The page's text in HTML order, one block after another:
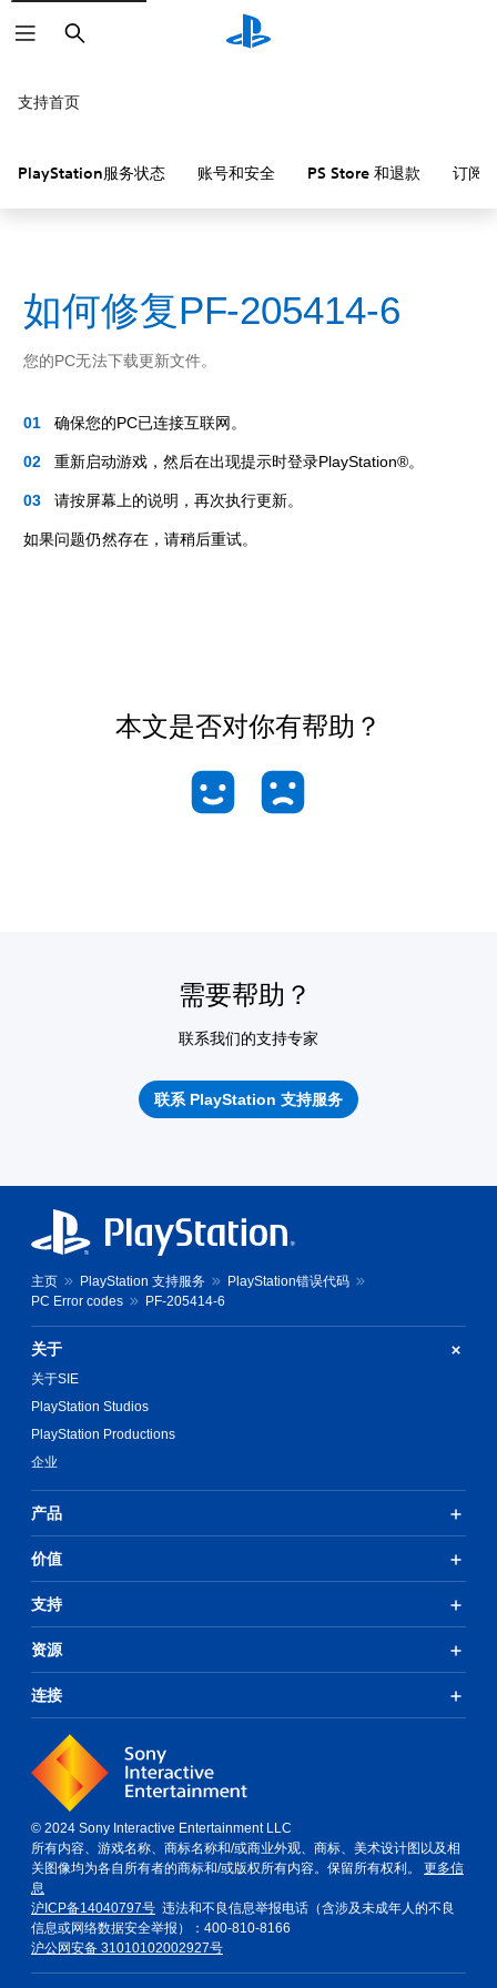
搜
索
支持首页
PlayStation服务状态 账号和安全 PS Store 和退款 订阅
如何修复PF-205414-6
您的PC无法下载更新文件。
确保您的PC已连接互联网。
重新启动游戏，然后在出现提示时登录PlayStation®。
请按屏幕上的说明，再次执行更新。
如果问题仍然存在，请稍后重试。
本文是否对你有帮助？
需要帮助？
联系我们的支持专家
联系 PlayStation 支持服务
主页 PlayStation 支持服务
PlayStation错误代码
PC Error codes
PF-205414-6
关于
关于SIE
PlayStation Studios
PlayStation Productions
企业
产品
价值
支持
资源
连接
© 2024 Sony Interactive Entertainment LLC
所有内容、游戏名称、商标名称和/或商业外观、商标、美术设计图以及相
关图像均为各自所有者的商标和/或版权所有内容。保留所有权利。 更多信
息
沪ICP备14040797号 违法和不良信息举报电话（含涉及未成年人的不良
信息或网络数据安全举报）：400-810-8166
沪公网安备 31010102002927号